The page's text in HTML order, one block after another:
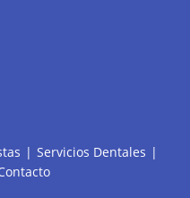
Servicios Dentales